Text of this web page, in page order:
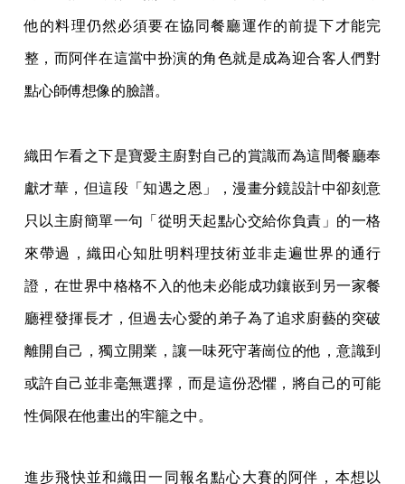
他的料理仍然必須要在協同餐廳運作的前提下才能完
整，而阿伴在這當中扮演的角色就是成為迎合客人們對
點心師傅想像的臉譜。
織田乍看之下是寶愛主廚對自己的賞識而為這間餐廳奉
獻才華，但這段「知遇之恩」，漫畫分鏡設計中卻刻意
只以主廚簡單一句「從明天起點心交給你負責」的一格
來帶過，織田心知肚明料理技術並非走遍世界的通行
證，在世界中格格不入的他未必能成功鑲嵌到另一家餐
廳裡發揮長才，但過去心愛的弟子為了追求廚藝的突破
離開自己，獨立開業，讓一味死守著崗位的他，意識到
或許自己並非毫無選擇，而是這份恐懼，將自己的可能
性侷限在他畫出的牢籠之中。
進步飛快並和織田一同報名點心大賽的阿伴，本想以